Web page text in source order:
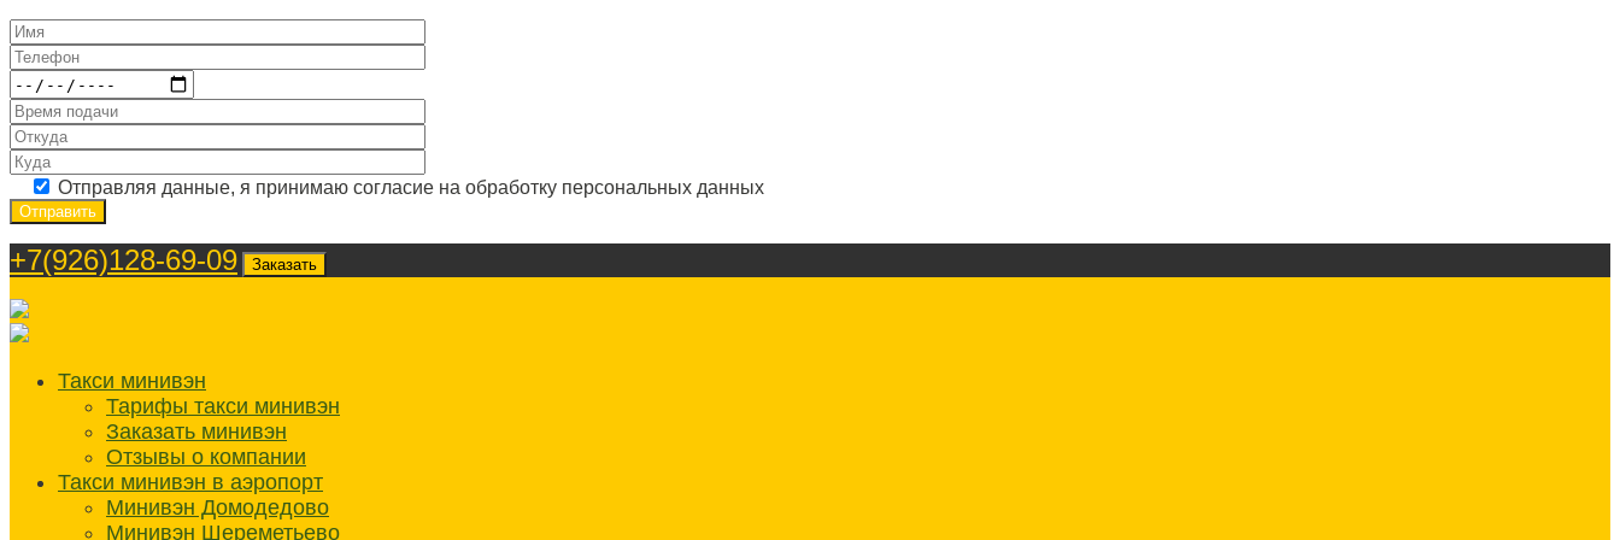
Отправляя данные, я принимаю согласие на обработку персональных данных
+7(926)128-69-09 Заказать
Такси минивэн
Тарифы такси минивэн
Заказать минивэн
Отзывы о компании
Такси минивэн в аэропорт
Минивэн Домодедово
Минивэн Шереметьево